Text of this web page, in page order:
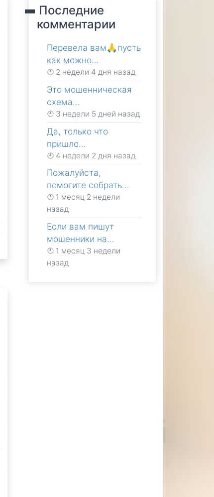
Последние
комментарии
Перевела вам🙏пусть
как можно…
2 недели 4 дня назад
Это мошенническая
схема…
3 недели 5 дней назад
Да, только что
пришло…
4 недели 2 дня назад
Пожалуйста,
помогите собрать…
1 месяц 2 недели
назад
Если вам пишут
мошенники на…
1 месяц 3 недели
назад